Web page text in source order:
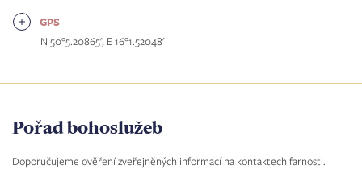
GPS
N 50°5.20865', E 16°1.52048'
Pořad bohoslužeb
Doporučujeme ověření zveřejněných informací na kontaktech farnosti.